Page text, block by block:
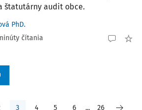
štatutárny audit obce.
PhD.
čítania
3 4 5 6 ... 26